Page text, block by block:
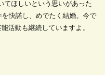
てほしいという思いがあった
快諾し、めでたく結婚。今で
活動も継続していますよ。